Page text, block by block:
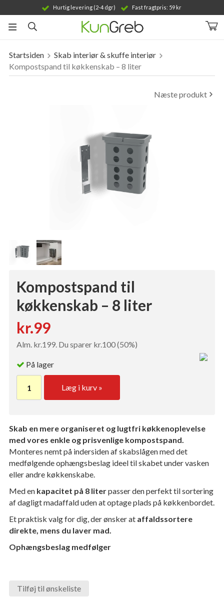
Hurtig levering (2-4 dgr) Fast fragtpris: 59 kr
Produktet er blevet tilføjet til din indkøbskurv
Startsiden
Skab interiør & skuffe interiør
Kompostspand til køkkenskab – 8 liter
Næste produkt
Kompostspand til
køkkenskab – 8 liter
kr.99
Alm. kr.199. Du sparer kr.100 (50%)
På lager
Læg i kurv »
Skab en mere organiseret og lugtfri køkkenoplevelse
med vores enkle og prisvenlige kompostspand.
Monteres nemt på indersiden af skabslågen med det
medfølgende ophængsbeslag ideel til skabet under vasken
eller andre køkkenskabe.
Med en kapacitet på 8 literpasser den perfekt til sortering
af dagligt madaffald uden at optage plads på køkkenbordet.
Et praktisk valg for dig, der ønsker at affaldssortere
direkte, mens du laver mad.
Ophængsbeslag medfølger
Tilføj til ønskeliste